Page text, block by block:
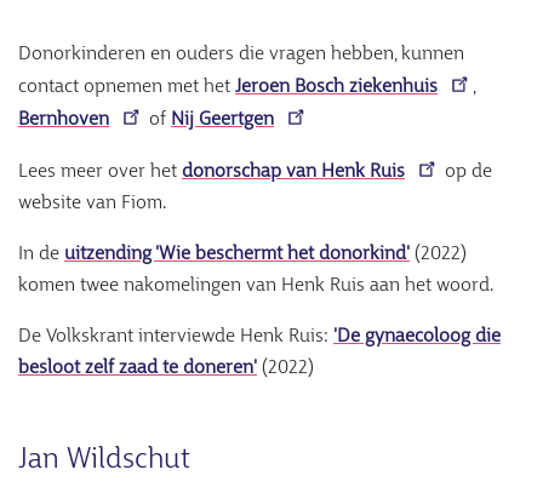
Donorkinderen en ouders die vragen hebben, kunnen
contact opnemen met het Jeroen Bosch ziekenhuis
,
Bernhoven
of Nij Geertgen
Lees meer over het donorschap van Henk Ruis
op de
website van Fiom.
In de uitzending 'Wie beschermt het donorkind' (2022)
komen twee nakomelingen van Henk Ruis aan het woord.
De Volkskrant interviewde Henk Ruis: 'De gynaecoloog die
besloot zelf zaad te doneren' (2022)
Jan Wildschut